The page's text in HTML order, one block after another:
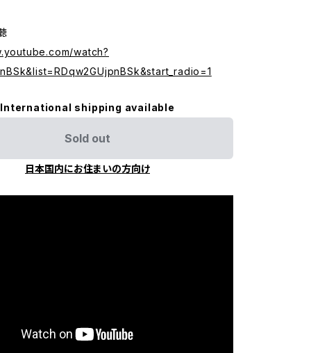
watch?
International shipping available
Sold out
日本国内にお住まいの方向け